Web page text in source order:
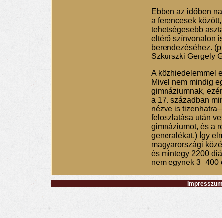
Ebben az időben
a ferencesek
tehetségesebb
eltérő színvonalon
berendezéséhez.
Szkurszki Gergely
A közhiedelemmel
Mivel nem mindig
gimnáziumnak,
a 17. században
nézve is
feloszlatása után
gimnáziumot, és a
generalékat.) Így
magyarországi
és mintegy 2200
nem egynek 3–400